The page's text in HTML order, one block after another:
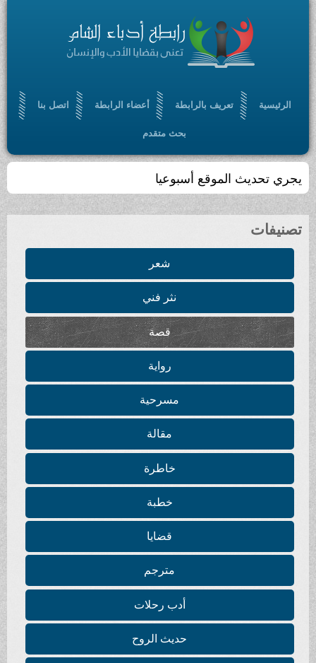
الرئيسية تعريف بالرابطة أعضاء الرابطة اتصل بنا
بحث متقدم
يجري تحديث الموقع أسبوعيا
تصنيفات
شعر
نثر فني
قصة
رواية
مسرحية
مقالة
خاطرة
خطبة
قضايا
مترجم
أدب رحلات
حديث الروح